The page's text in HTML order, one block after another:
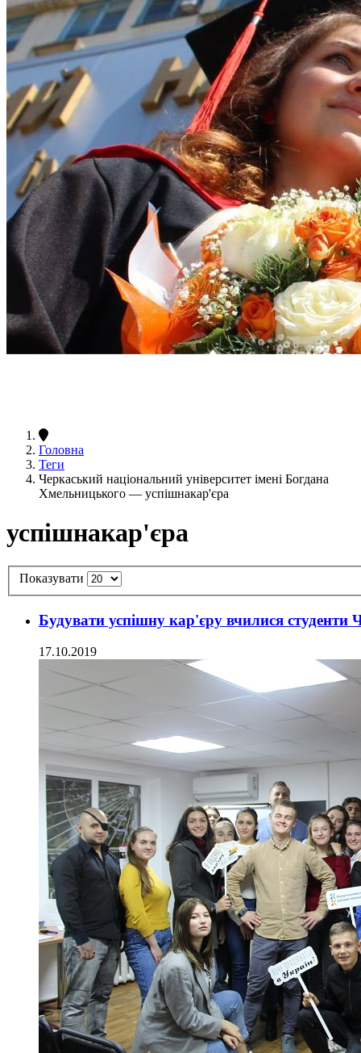
Головна
Теги
Черкаський національний університет імені Богдана
Хмельницького — успішнакар'єра
успішнакар'єра
Показувати
Будувати успішну кар'єру вчилися студенти
17.10.2019